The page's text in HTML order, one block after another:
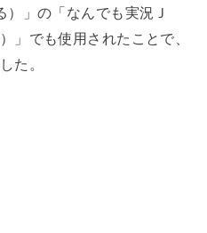
」の「なんでも実況Ｊ
」でも使用されたことで、
た。